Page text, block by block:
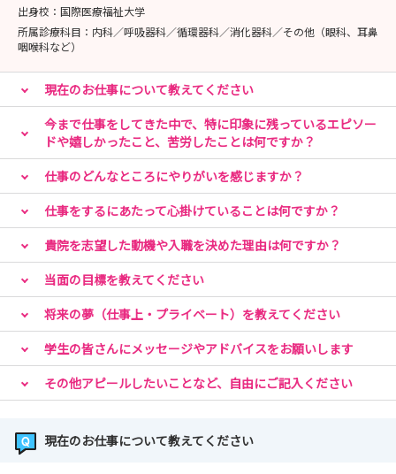
出身校： 国際医療福祉大学
所属診療科目： 内科／呼吸器科／循環器科／消化器科／その他（眼科、耳鼻
咽喉科など）
現在のお仕事について教えてください
今まで仕事をしてきた中で、特に印象に残っているエピソー
ドや嬉しかったこと、苦労したことは何ですか？
仕事のどんなところにやりがいを感じますか？
仕事をするにあたって心掛けていることは何ですか？
貴院を志望した動機や入職を決めた理由は何ですか？
当面の目標を教えてください
将来の夢（仕事上・プライベート）を教えてください
学生の皆さんにメッセージやアドバイスをお願いします
その他アピールしたいことなど、自由にご記入ください
現在のお仕事について教えてください